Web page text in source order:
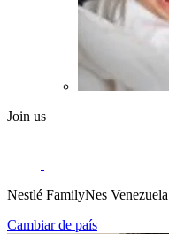
Join us
Nestlé FamilyNes Venezuela
Cambiar de país